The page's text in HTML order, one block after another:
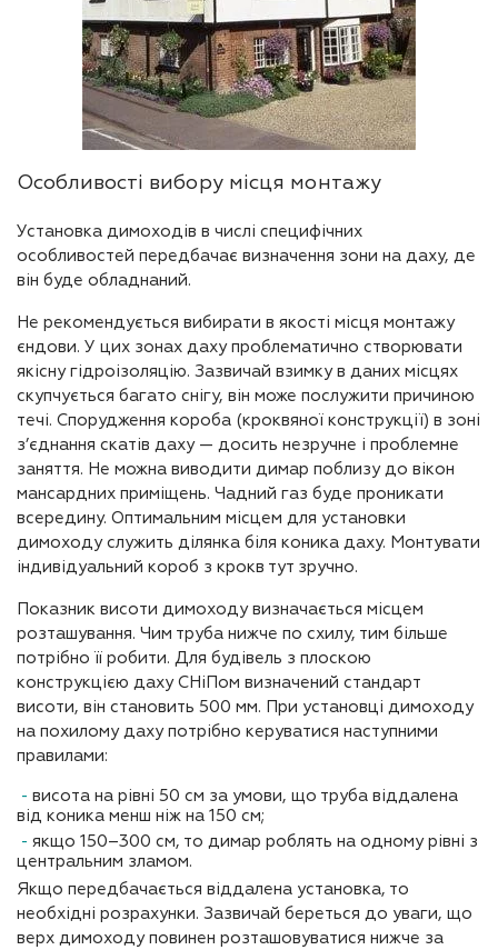
Особливості вибору місця монтажу
Установка димоходів в числі специфічних
особливостей передбачає визначення зони на даху, де
він буде обладнаний.
Не рекомендується вибирати в якості місця монтажу
єндови. У цих зонах даху проблематично створювати
якісну гідроізоляцію. Зазвичай взимку в даних місцях
скупчується багато снігу, він може послужити причиною
течі. Спорудження короба (кроквяної конструкції) в зоні
з’єднання скатів даху — досить незручне і проблемне
заняття. Не можна виводити димар поблизу до вікон
мансардних приміщень. Чадний газ буде проникати
всередину. Оптимальним місцем для установки
димоходу служить ділянка біля коника даху. Монтувати
індивідуальний короб з крокв тут зручно.
Показник висоти димоходу визначається місцем
розташування. Чим труба нижче по схилу, тим більше
потрібно її робити. Для будівель з плоскою
конструкцією даху СНіПом визначений стандарт
висоти, він становить 500 мм. При установці димоходу
на похилому даху потрібно керуватися наступними
правилами:
висота на рівні 50 см за умови, що труба віддалена
від коника менш ніж на 150 см;
якщо 150–300 см, то димар роблять на одному рівні з
центральним зламом.
Якщо передбачається віддалена установка, то
необхідні розрахунки. Зазвичай береться до уваги, що
верх димоходу повинен розташовуватися нижче за